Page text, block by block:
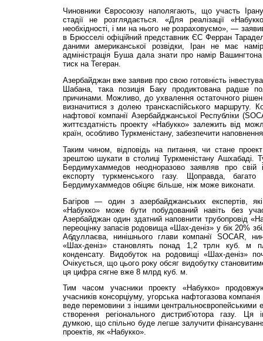
Чиновники Євросоюзу наполягають, що участь
стадії не розглядається. «Для реалізації
необхідності, і ми на нього не розраховуємо», —
в Брюсселі офіційний представник ЄС Ферран
даними американської розвідки, Іран не має
адміністрація Буша дала знати про намір
тиск на Тегеран.
Азербайджан вже заявив про свою готовність
Шабана, така позиція Баку продиктована радше
причинами. Можливо, до ухвалення остаточного
визначитися з долею транскаспійського маршруту.
нафтової компанії Азербайджанської Республіки
життєздатність проекту «Набукко» залежить від
країн, особливо Туркменістану, забезпечити
Таким чином, відповідь на питання, чи стане
зрештою шукати в столиці Туркменістану Ашхабаді.
Бердимухаммедов неодноразово заявляв про свій
експорту туркменського газу. Щоправда, багато
Бердимухаммедов обіцяє більше, ніж може виконати.
Багіров — один з азербайджанських експертів,
«Набукко» може бути побудований навіть без
Азербайджан один здатний наповнити трубопровід
переоцінку запасів родовища «Шах-деніз» у бік 20%
Абдуллаєва, нинішнього глави компанії SOCAR,
«Шах-деніз» становлять понад 1,2 трлн куб. м
конденсату. Видобуток на родовищі «Шах-деніз»
Очікується, що цього року обсяг видобутку
ця цифра сягне вже 8 млрд куб. м.
Тим часом учасники проекту «Набукко»
учасників консорціуму, угорська нафтогазова
веде перемовини з іншими центральноєвропейськими
створення регіонального дистриб’ютора газу. Ця
думкою, що спільно буде легше залучити
проектів, як «Набукко».